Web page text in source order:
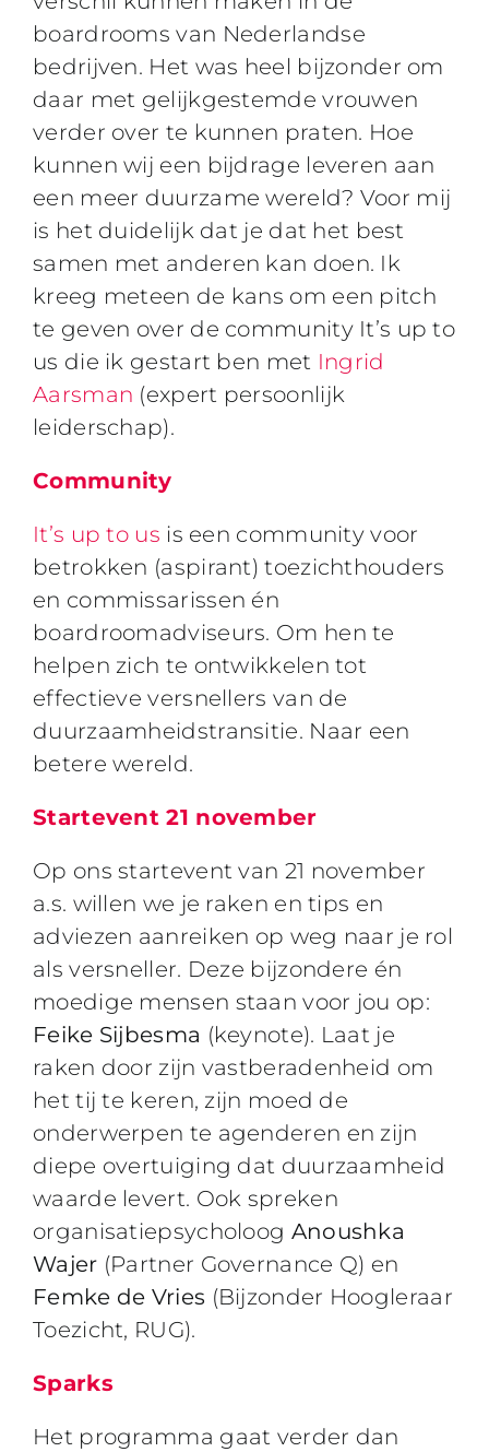
boardrooms van Nederlandse
bedrijven. Het was heel bijzonder om
daar met gelijkgestemde vrouwen
verder over te kunnen praten. Hoe
kunnen wij een bijdrage leveren aan
een meer duurzame wereld? Voor mij
is het duidelijk dat je dat het best
samen met anderen kan doen. Ik
kreeg meteen de kans om een pitch
te geven over de community It’s up to
us die ik gestart ben met Ingrid
Aarsman (expert persoonlijk
leiderschap).
Community
It’s up to us is een community voor
betrokken (aspirant) toezichthouders
en commissarissen én
boardroomadviseurs. Om hen te
helpen zich te ontwikkelen tot
effectieve versnellers van de
duurzaamheidstransitie. Naar een
betere wereld.
Startevent 21 november
Op ons startevent van 21 november
a.s. willen we je raken en tips en
adviezen aanreiken op weg naar je rol
als versneller. Deze bijzondere én
moedige mensen staan voor jou op:
Feike Sijbesma (keynote). Laat je
raken door zijn vastberadenheid om
het tij te keren, zijn moed de
onderwerpen te agenderen en zijn
diepe overtuiging dat duurzaamheid
waarde levert. Ook spreken
organisatiepsycholoog Anoushka
Wajer (Partner Governance Q) en
Femke de Vries (Bijzonder Hoogleraar
Toezicht, RUG).
Sparks
Het programma gaat verder dan